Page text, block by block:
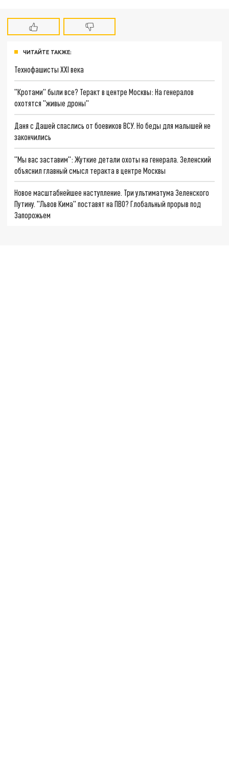
ЧИТАЙТЕ ТАКЖЕ:
Технофашисты XXI века
"Кротами" были все? Теракт в центре Москвы: На генералов
охотятся "живые дроны"
Даня с Дашей спаслись от боевиков ВСУ. Но беды для малышей не
закончились
"Мы вас заставим": Жуткие детали охоты на генерала. Зеленский
объяснил главный смысл теракта в центре Москвы
Новое масштабнейшее наступление. Три ультиматума Зеленского
Путину. "Львов Кима" поставят на ПВО? Глобальный прорыв под
Запорожьем